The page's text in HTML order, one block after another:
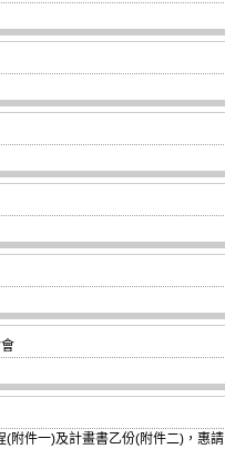
附件一)及計畫書乙份(附件二)，惠請